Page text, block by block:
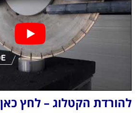
להורדת הקטלוג – לחץ כאן